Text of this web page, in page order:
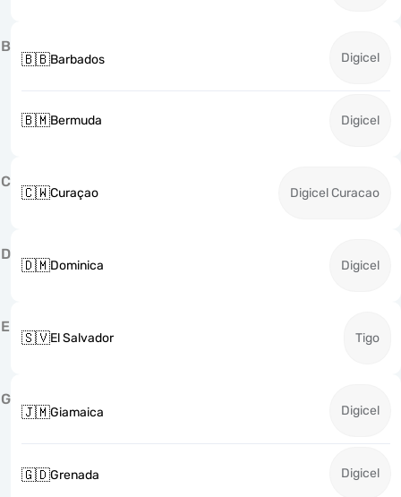
B
🇧🇧Barbados Digicel
🇧🇲Bermuda Digicel
C
🇨🇼Curaçao Digicel Curacao
D
🇩🇲Dominica Digicel
E
🇸🇻El Salvador Tigo
G
🇯🇲Giamaica Digicel
🇬🇩Grenada Digicel